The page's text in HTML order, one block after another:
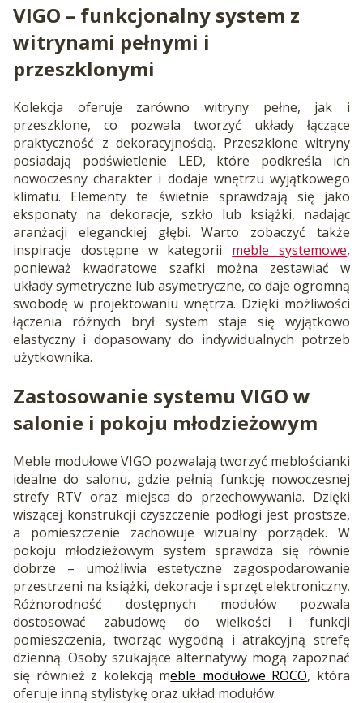
VIGO – funkcjonalny system z
witrynami pełnymi i
przeszklonymi
Kolekcja oferuje zarówno witryny pełne, jak i
przeszklone, co pozwala tworzyć układy łączące
praktyczność z dekoracyjnością. Przeszklone witryny
posiadają podświetlenie LED, które podkreśla ich
nowoczesny charakter i dodaje wnętrzu wyjątkowego
klimatu. Elementy te świetnie sprawdzają się jako
eksponaty na dekoracje, szkło lub książki, nadając
aranżacji eleganckiej głębi. Warto zobaczyć także
inspiracje dostępne w kategorii meble systemowe,
ponieważ kwadratowe szafki można zestawiać w
układy symetryczne lub asymetryczne, co daje ogromną
swobodę w projektowaniu wnętrza. Dzięki możliwości
łączenia różnych brył system staje się wyjątkowo
elastyczny i dopasowany do indywidualnych potrzeb
użytkownika.
Zastosowanie systemu VIGO w
salonie i pokoju młodzieżowym
Meble modułowe VIGO pozwalają tworzyć meblościanki
idealne do salonu, gdzie pełnią funkcję nowoczesnej
strefy RTV oraz miejsca do przechowywania. Dzięki
wiszącej konstrukcji czyszczenie podłogi jest prostsze,
a pomieszczenie zachowuje wizualny porządek. W
pokoju młodzieżowym system sprawdza się równie
dobrze – umożliwia estetyczne zagospodarowanie
przestrzeni na książki, dekoracje i sprzęt elektroniczny.
Różnorodność dostępnych modułów pozwala
dostosować zabudowę do wielkości i funkcji
pomieszczenia, tworząc wygodną i atrakcyjną strefę
dzienną. Osoby szukające alternatywy mogą zapoznać
się również z kolekcją meble modułowe ROCO, która
oferuje inną stylistykę oraz układ modułów.